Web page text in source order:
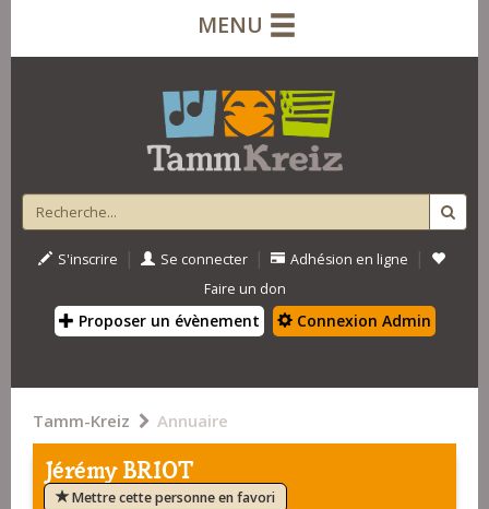
MENU
S'inscrire | Se connecter | Adhésion en ligne |
Faire un don
Proposer un évènement Connexion Admin
Tamm-Kreiz Annuaire
Jérémy BRIOT
Mettre cette personne en favori